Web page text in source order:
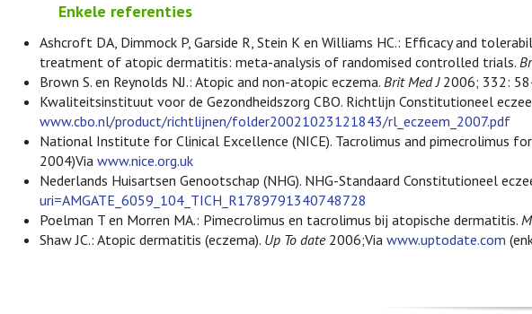
Enkele referenties
Ashcroft DA, Dimmock P, Garside R, Stein K en Williams HC.: Efficacy and
treatment of atopic dermatitis: meta-analysis of randomised controlled trials.
Brown S. en Reynolds NJ.: Atopic and non-atopic eczema.Brit Med J2006; 332:
Kwaliteitsinstituut voor de Gezondheidszorg CBO. Richtlijn Constitutioneel
www.cbo.nl/product/richtlijnen/folder20021023121843/rl_eczeem_2007.pdf
National Institute for Clinical Excellence (NICE). Tacrolimus and pimecrolimus
2004)Viawww.nice.org.uk
Nederlands Huisartsen Genootschap (NHG). NHG-Standaard Constitutioneel
uri=AMGATE_6059_104_TICH_R1789791340748728
Poelman T en Morren MA.: Pimecrolimus en tacrolimus bij atopische dermatitis.
Shaw JC.: Atopic dermatitis (eczema). Up To date2006;Viawww.uptodate.com